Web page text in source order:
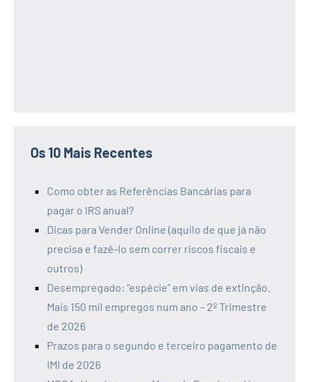
Os 10 Mais Recentes
Como obter as Referências Bancárias para
pagar o IRS anual?
Dicas para Vender Online (aquilo de que já não
precisa e fazê-lo sem correr riscos fiscais e
outros)
Desempregado: “espécie” em vias de extinção.
Mais 150 mil empregos num ano – 2º Trimestre
de 2026
Prazos para o segundo e terceiro pagamento de
IMI de 2026